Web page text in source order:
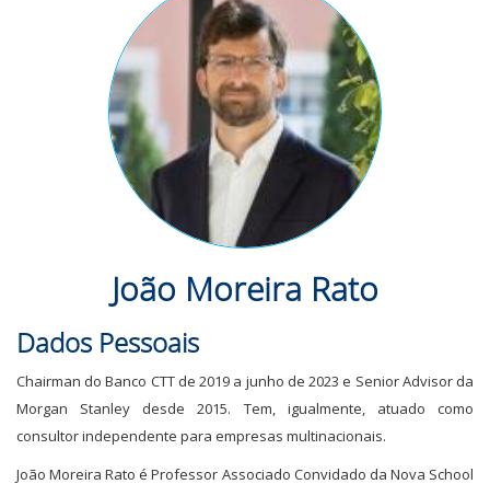
João Moreira Rato
Dados Pessoais
Chairman do Banco CTT de 2019 a junho de 2023 e Senior Advisor da
Morgan Stanley desde 2015. Tem, igualmente, atuado como
consultor independente para empresas multinacionais.
João Moreira Rato é Professor Associado Convidado da Nova School